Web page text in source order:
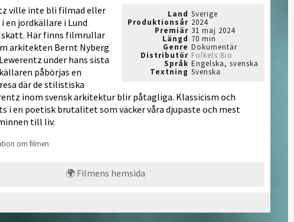
Land
Produktionsår
Premiär
Längd
Genre
Distributör
Språk
Textning
Sverige
2024
31 maj 2024
70 min
Dokumentär
Folkets Bio
Engelska, svenska
Svenska
ville inte bli filmad eller
en jordkällare i Lund
skatt. Här finns filmrullar
arkitekten Bernt Nyberg
under hans sista
påbörjas en
där de stilistiska
inom svensk arkitektur blir påtagliga. Klassicism och
i en poetisk brutalitet som väcker våra djupaste och mest
till liv.
om filmen
🌍 Filmens hemsida